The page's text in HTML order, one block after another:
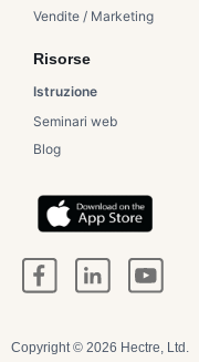
Vendite / Marketing
Risorse
Istruzione
Seminari web
Blog
Copyright © 2026 Hectre, Ltd.